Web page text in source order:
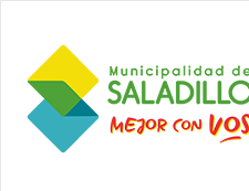
contenido
principal
Municipalidad
de Saladillo